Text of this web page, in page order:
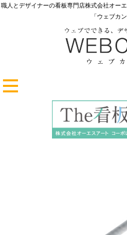
職人とデザイナーの看板専門店株式会社オー
「ウェブカン